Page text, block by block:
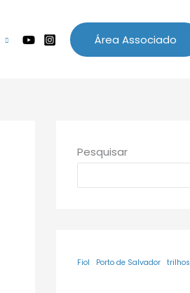
Área Associado
Pesquisar
Fiol Porto de Salvador trilhos